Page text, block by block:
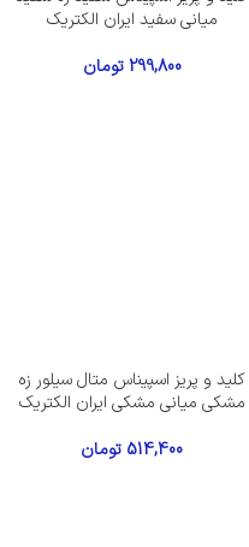
میانی سفید ایران الکتریک
299,800 تومان
کلید و پریز اسپیناس متال سیلور زه
مشکی میانی مشکی ایران الکتریک
514,400 تومان